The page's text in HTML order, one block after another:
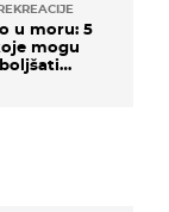
u moru: 5
mogu